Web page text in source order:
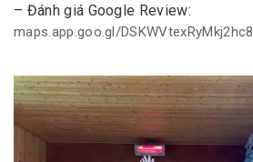
– Đánh giá Google Review:
maps.app.goo.gl/DSKWVtexRyMkj2hc8